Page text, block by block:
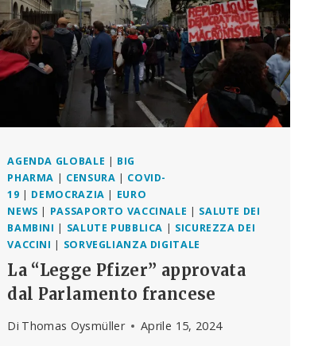
AGENDA GLOBALE | BIG
PHARMA | CENSURA | COVID-
19 | DEMOCRAZIA | EURO
NEWS | PASSAPORTO VACCINALE | SALUTE DEI
BAMBINI | SALUTE PUBBLICA | SICUREZZA DEI
VACCINI | SORVEGLIANZA DIGITALE
La “Legge Pfizer” approvata
dal Parlamento francese
Di Thomas Oysmüller Aprile 15, 2024